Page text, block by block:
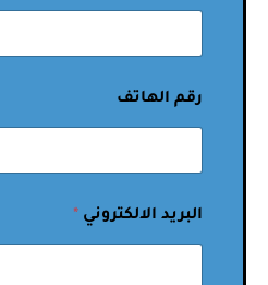
رقم الهاتف
البريد الالكتروني *